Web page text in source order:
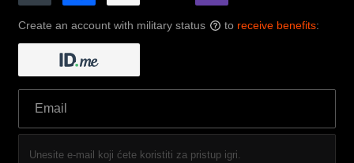
Create an account with military status ? to receive benefits:
Unesite e-mail koji ćete koristiti za pristup igri.